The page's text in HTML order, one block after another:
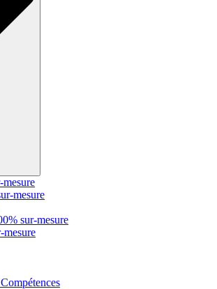
mesure
sur-mesure
mesure